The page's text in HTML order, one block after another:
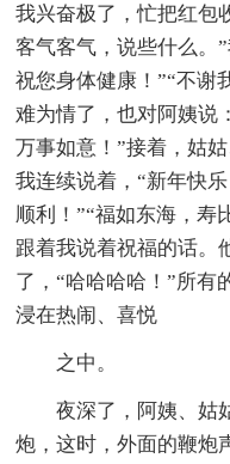
我兴奋极了，忙把红包
客气客气，说些什么。
祝您身体健康！”“不谢
难为情了，也对阿姨说
万事如意！”接着，姑
我连续说着，“新年快
顺利！”“福如东海，寿
跟着我说着祝福的话。
了，“哈哈哈哈！”所有
浸在热闹、喜悦
之中。
夜深了，阿姨、姑
炮，这时，外面的鞭炮